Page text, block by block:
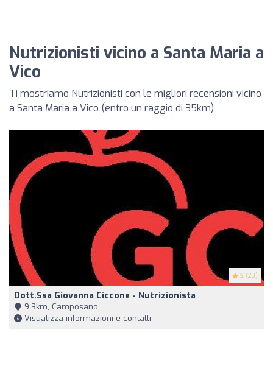
Nutrizionisti vicino a Santa Maria a
Vico
Ti mostriamo Nutrizionisti con le migliori recensioni vicino
a Santa Maria a Vico (entro un raggio di 35km)
5 (23)
Dott.ssa Giovanna Ciccone - Nutrizionista
9,3km, Camposano
Visualizza informazioni e contatti